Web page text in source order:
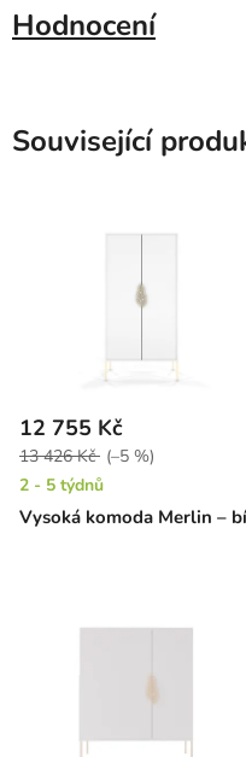
Hodnocení
Související
Vysoká komoda Merlin –
12 755 Kč
13 426 Kč (–5 %)
2 - 5 týdnů